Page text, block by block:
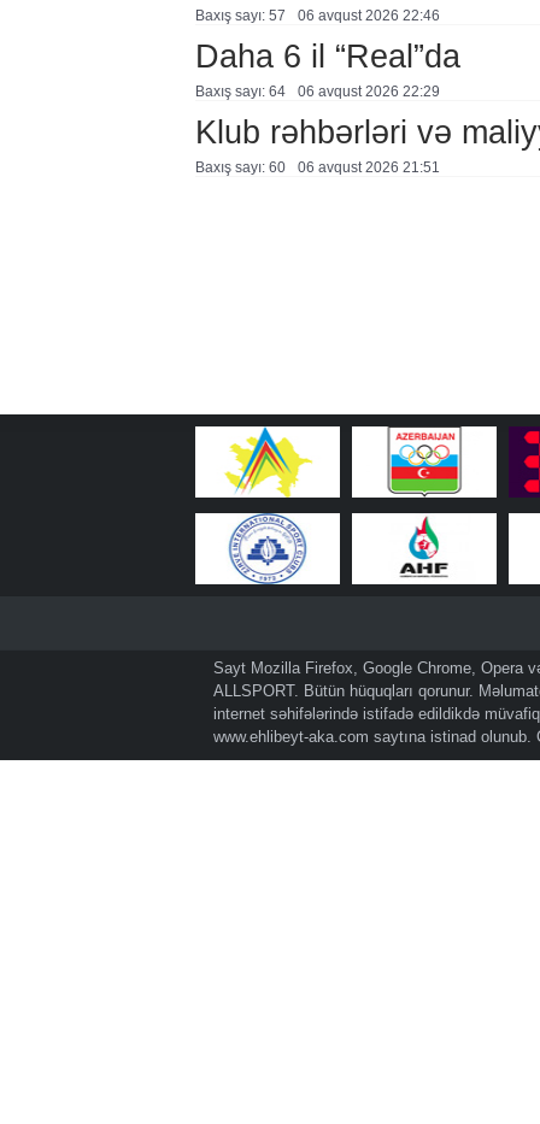
Baxış sayı: 57 06 avqust 2026 22:46
Daha 6 il “Real”da
Baxış sayı: 64 06 avqust 2026 22:29
Klub rəhbərləri və
Baxış sayı: 60 06 avqust 2026 21:51
Sayt Mozilla Firefox, Google Chrome, Opera
ALLSPORT. Bütün hüquqları qorunur.
internet səhifələrində istifadə edildikdə
www.ehlibeyt-aka.com saytına istinad olunub.